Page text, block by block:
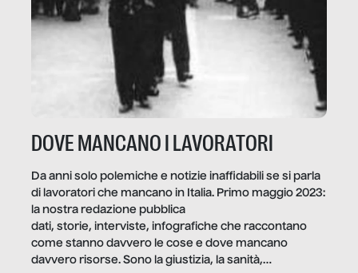
DOVE MANCANO I LAVORATORI
Da anni solo polemiche e notizie inaffidabili se si parla
di lavoratori che mancano in Italia. Primo maggio 2023:
la nostra redazione pubblica
dati, storie, interviste, infografiche che raccontano
come stanno davvero le cose e dove mancano
davvero risorse. Sono la giustizia, la sanità,